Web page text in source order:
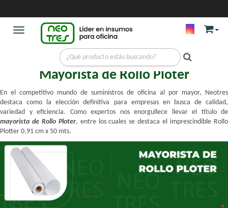
Toggle navigation
Mayorista de Rollo Ploter
En el competitivo mundo de suministros de oficina al por mayor, Neotres
destaca como la elección definitiva para empresas en busca de calidad,
variedad y eficiencia. Como expertos nos enorgullece llevar el título de
mayorista de Rollo Ploter, entre los cuales se destaca el imprescindible Rollo
Plotter 0.91 cm x 50 mts.